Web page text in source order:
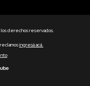
derechos reservados.
ingresá acá.